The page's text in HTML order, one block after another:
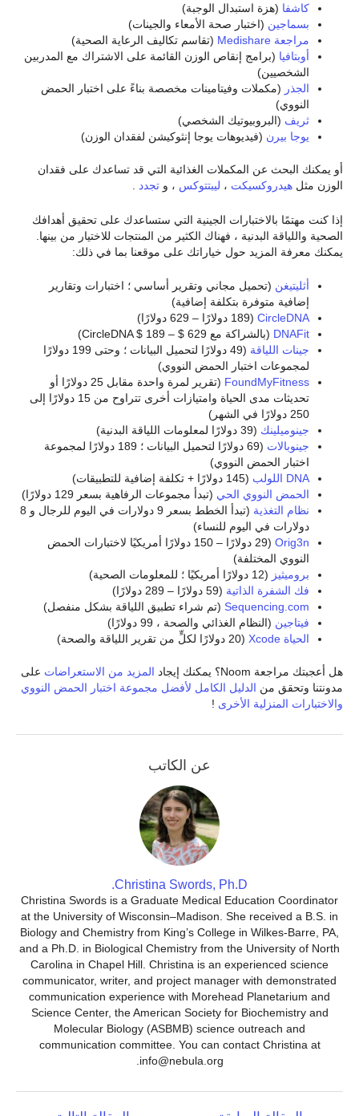
كاشفا (هزة استبدال الوجبة)
بسماجين (اختبار صحة الأمعاء والجينات)
مراجعة Medishare
(تقاسم تكاليف الرعاية الصحية)
أوبتافيا (برامج إنقاص الوزن القائمة على الاشتراك مع المدربين
الشخصيين)
الجذر (مكملات وفيتامينات مخصصة بناءً على اختبار الحمض
النووي)
ثريف (البروبيوتيك الشخصي)
يوجا بيرن (فيديوهات يوجا إنثوكيشن لفقدان الوزن)
أو يمكنك البحث عن المكملات الغذائية التي قد تساعدك على فقدان
الوزن مثل هيدروكسيكت ، ليبتتوكس ، و تجدد .
إذا كنت مهتمًا بالاختبارات الجينية التي ستساعدك على تحقيق أهدافك
الصحية واللياقة البدنية ، فهناك الكثير من المنتجات للاختيار من بينها.
يمكنك معرفة المزيد حول خياراتك على موقعنا بما في ذلك:
أثليتيغن (تحميل مجاني وتقرير أساسي ؛ اختبارات وتقارير
إضافية متوفرة بتكلفة إضافية)
CircleDNA (189 دولارًا – 629 دولارًا)
DNAFit (بالشراكة مع CircleDNA $ 189 – $ 629)
جينات اللياقة
(49 دولارًا لتحميل البيانات ؛ وحتى 199 دولارًا
لمجموعات اختبار الحمض النووي)
FoundMyFitness
(تقرير لمرة واحدة مقابل 25 دولارًا أو
تحديثات مدى الحياة وامتيازات أخرى تتراوح من 15 دولارًا إلى
250 دولارًا في الشهر)
جينوميلينك (39 دولارًا لمعلومات اللياقة البدنية)
جينوبالات
(69 دولارًا لتحميل البيانات ؛ 189 دولارًا لمجموعة
اختبار الحمض النووي)
DNA اللولب
(145 دولارًا + تكلفة إضافية للتطبيقات)
الحمض النووي الحي (تبدأ مجموعات الرفاهية بسعر 129 دولارًا)
نظام التغذية
(تبدأ الخطط بسعر 9 دولارات في اليوم للرجال و 8
دولارات في اليوم للنساء)
Orig3n
(29 دولارًا – 150 دولارًا أمريكيًا لاختبارات الحمض
النووي المختلفة)
بروميثيز (12 دولارًا أمريكيًا ؛ للمعلومات الصحية)
فك الشفرة الذاتية (59 دولارًا – 289 دولارًا)
Sequencing.com (تم شراء تطبيق اللياقة بشكل منفصل)
فيتاجين (النظام الغذائي والصحة ، 99 دولارًا)
الحياة Xcode
(20 دولارًا لكلٍّ من تقرير اللياقة والصحة)
هل أعجبتك مراجعة Noom؟ يمكنك إيجاد المزيد من الاستعراضات على
مدونتنا وتحقق من الدليل الكامل لأفضل مجموعة اختبار الحمض النووي
والاختبارات المنزلية الأخرى !
عن الكاتب
Christina Swords, Ph.D.
Christina Swords is a Graduate Medical Education Coordinator
at the University of Wisconsin–Madison. She received a B.S. in
Biology and Chemistry from King’s College in Wilkes-Barre, PA,
and a Ph.D. in Biological Chemistry from the University of North
Carolina in Chapel Hill. Christina is an experienced science
communicator, writer, and project manager with demonstrated
communication experience with Morehead Planetarium and
Science Center, the American Society for Biochemistry and
Molecular Biology (ASBMB) science outreach and
communication committee. You can contact Christina at
info@nebula.org.